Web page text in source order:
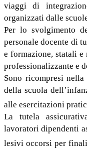
viaggi di
organizzati dalle
Per lo svolgimento
personale docente di
e formazione, statali
professionalizzante e
Sono ricompresi
della scuola
alle esercitazioni
La tutela
lavoratori dipendenti
lesivi occorsi per